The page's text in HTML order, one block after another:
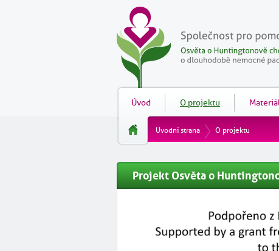
Úvod O projektu
Úvodní strana O projektu
Projekt Osvěta o